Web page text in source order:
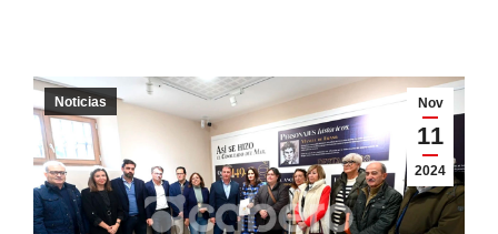
Nov
11
2024
Noticias